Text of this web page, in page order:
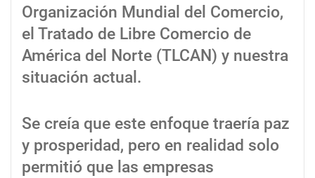
Organización Mundial del Comercio,
el Tratado de Libre Comercio de
América del Norte (TLCAN) y nuestra
situación actual.
Se creía que este enfoque traería paz
y prosperidad, pero en realidad solo
permitió que las empresas